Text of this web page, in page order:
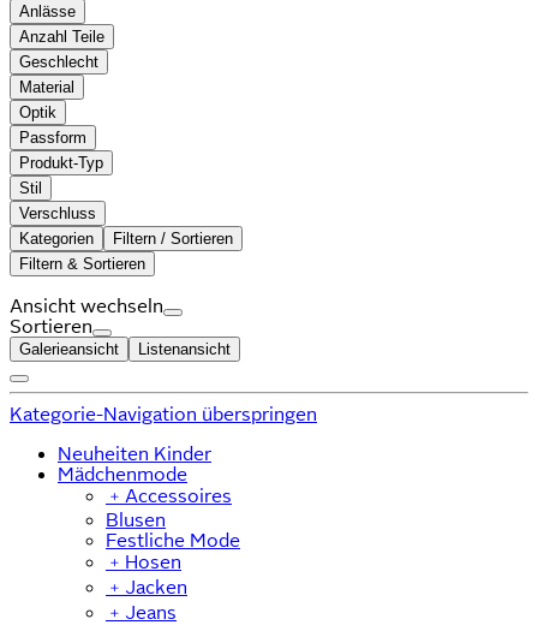
Anlässe
Anzahl Teile
Geschlecht
Material
Optik
Passform
Produkt-Typ
Stil
Verschluss
Kategorien
Filtern / Sortieren
Filtern & Sortieren
Ansicht wechseln
Sortieren
Galerieansicht Listenansicht
Kategorie-Navigation überspringen
Neuheiten Kinder
Mädchenmode
﹢ Accessoires
Blusen
Festliche Mode
﹢ Hosen
﹢ Jacken
﹢ Jeans